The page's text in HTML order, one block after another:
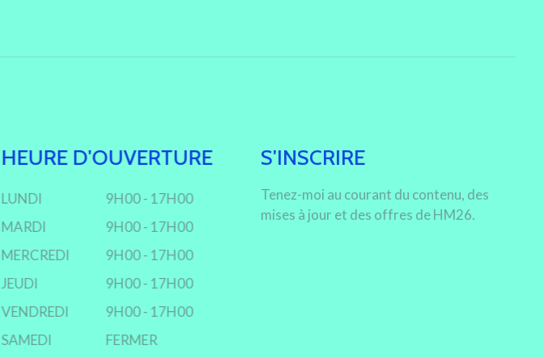
HEURE D'OUVERTURE
LUNDI
9H00 - 17H00
MARDI
9H00 - 17H00
MERCREDI
9H00 - 17H00
JEUDI
9H00 - 17H00
VENDREDI
9H00 - 17H00
SAMEDI
FERMER
S'INSCRIRE
Tenez-moi au courant du contenu, des
mises à jour et des offres de HM26.